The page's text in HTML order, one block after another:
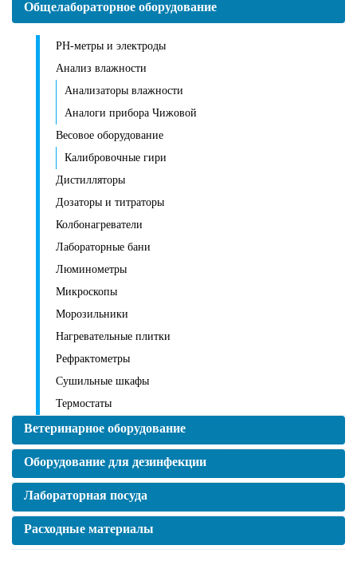
Общелабораторное оборудование
PH-метры и электроды
Анализ влажности
Анализаторы влажности
Аналоги прибора Чижовой
Весовое оборудование
Калибровочные гири
Дистилляторы
Дозаторы и титраторы
Колбонагреватели
Лабораторные бани
Люминометры
Микроскопы
Морозильники
Нагревательные плитки
Рефрактометры
Сушильные шкафы
Термостаты
Ветеринарное оборудование
Оборудование для дезинфекции
Лабораторная посуда
Расходные материалы